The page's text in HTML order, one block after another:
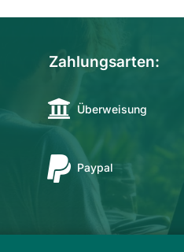
Zahlungsarten:
 Überweisung
 Paypal